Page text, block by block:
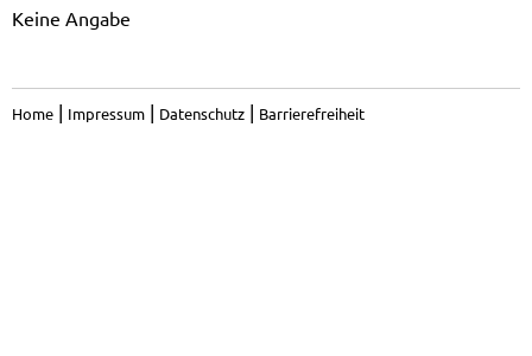
Keine Angabe
Home | Impressum | Datenschutz | Barrierefreiheit